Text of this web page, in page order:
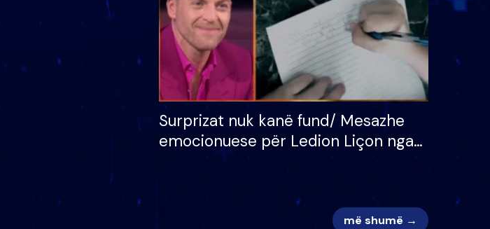
Surprizat nuk kanë fund/ Mesazhe
emocionuese për Ledion Liçon nga
nëna dhe fëmijët e tij, moderatori
më shumë →